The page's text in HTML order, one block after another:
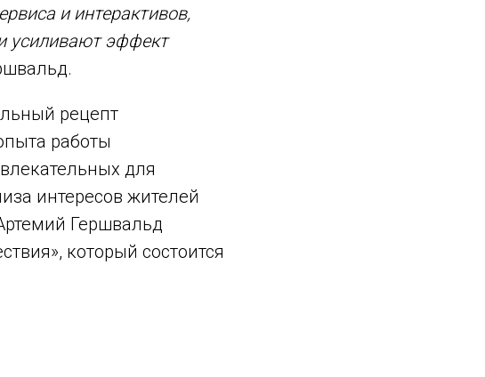
и интерактивов,
усиливают эффект
рецепт
работы
для
интересов жителей
Гершвальд
который состоится